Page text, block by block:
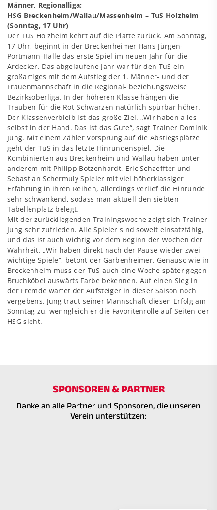
Männer, Regionalliga:
HSG Breckenheim/Wallau/Massenheim – TuS Holzheim
(Sonntag, 17 Uhr)
Der TuS Holzheim kehrt auf die Platte zurück. Am Sonntag,
17 Uhr, beginnt in der Breckenheimer Hans-Jürgen-
Portmann-Halle das erste Spiel im neuen Jahr für die
Ardecker. Das abgelaufene Jahr war für den TuS ein
großartiges mit dem Aufstieg der 1. Männer- und der
Frauenmannschaft in die Regional- beziehungsweise
Bezirksoberliga. In der höheren Klasse hängen die
Trauben für die Rot-Schwarzen natürlich spürbar höher.
Der Klassenverbleib ist das große Ziel. „Wir haben alles
selbst in der Hand. Das ist das Gute“, sagt Trainer Dominik
Jung. Mit einem Zähler Vorsprung auf die Abstiegsplätze
geht der TuS in das letzte Hinrundenspiel. Die
Kombinierten aus Breckenheim und Wallau haben unter
anderem mit Philipp Botzenhardt, Eric Schaeffter und
Sebastian Schermuly Spieler mit viel höherklassiger
Erfahrung in ihren Reihen, allerdings verlief die Hinrunde
sehr schwankend, sodass man aktuell den siebten
Tabellenplatz belegt.
Mit der zurückliegenden Trainingswoche zeigt sich Trainer
Jung sehr zufrieden. Alle Spieler sind soweit einsatzfähig,
und das ist auch wichtig vor dem Beginn der Wochen der
Wahrheit. „Wir haben direkt nach der Pause wieder zwei
wichtige Spiele“, betont der Garbenheimer. Genauso wie in
Breckenheim muss der TuS auch eine Woche später gegen
Bruchköbel auswärts Farbe bekennen. Auf einen Sieg in
der Fremde wartet der Aufsteiger in dieser Saison noch
vergebens. Jung traut seiner Mannschaft diesen Erfolg am
Sonntag zu, wenngleich er die Favoritenrolle auf Seiten der
HSG sieht.
SPONSOREN & PARTNER
Danke an alle Partner und Sponsoren, die unseren
Verein unterstützen: